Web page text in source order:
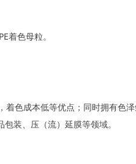
着色母粒。
色成本低等优点；同时拥有色
装、压（流）延膜等领域。